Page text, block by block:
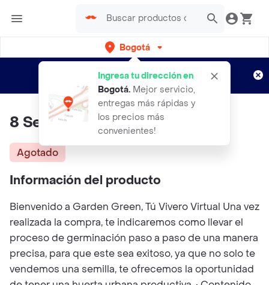
Bogotá
Ingresa tu dirección en
Bogotá. Mejor servicio,
entregas más rápidas y
los precios más
convenientes!
envíos gratis por semanas
Aplican TyC
8 Semillas Orgánicas De Habas
Agotado
Información del producto
Bienvenido a Garden Green, Tú Vivero Virtual Una vez
realizada la compra, te indicaremos como llevar el
proceso de germinación paso a paso de una manera
precisa, para que este sea exitoso, ya que no solo te
vendemos una semilla, te ofrecemos la oportunidad